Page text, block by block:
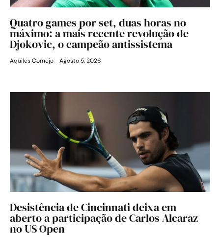
Quatro games por set, duas horas no
máximo: a mais recente revolução de
Djokovic, o campeão antissistema
Aquiles Cornejo Agosto 5, 2026
Desistência de Cincinnati deixa em
aberto a participação de Carlos Alcaraz
no US Open